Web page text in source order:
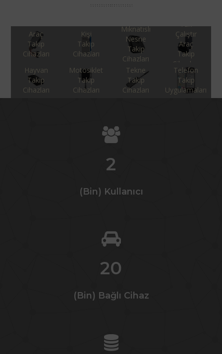
Araç
Takip
Cihazları
Kişi
Takip
Cihazları
Mıknatıslı
Nesne
Takip
Cihazları
Tak
Çalıştır
Araç
Takip
Cihazları
Hayvan
Takip
Cihazları
Motosiklet
Takip
Cihazları
Tekne
Takip
Cihazları
Telefon
Takip
Uygulamaları
2
(Bin) Kullanıcı
20
(Bin) Bağlı Cihaz